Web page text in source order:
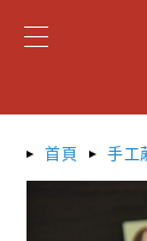
首頁 手工